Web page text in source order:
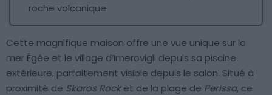
roche volcanique
Cette magnifique maison offre une vue unique sur la
mer Égée et le village d’Imerovigli depuis sa piscine
extérieure, parfaitement visible depuis le salon. Situé à
proximité de Skaros Rocket de la plage de Perissa, ce